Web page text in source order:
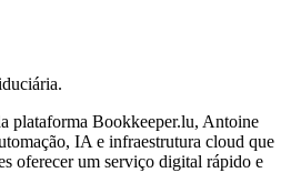
plataforma Bookkeeper.lu, Antoine
IA e infraestrutura cloud que
oferecer um serviço digital rápido e